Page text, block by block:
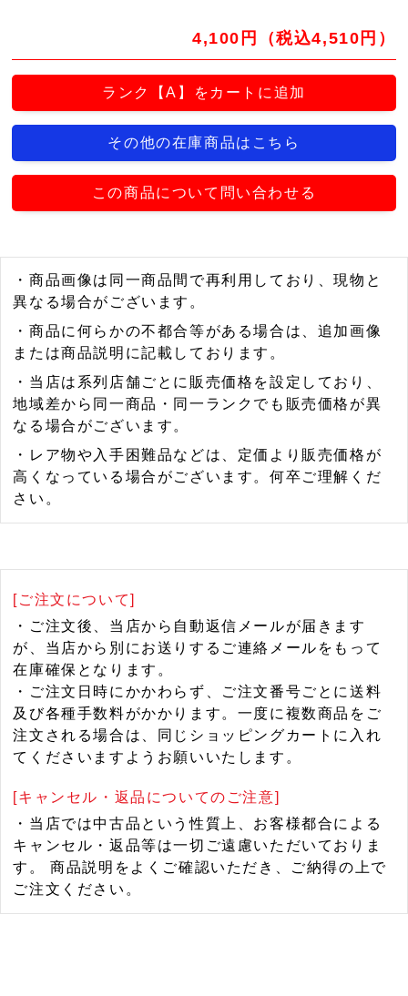
4,100円（税込4,510円）
ランク【A】をカートに追加
その他の在庫商品はこちら
この商品について問い合わせる
・商品画像は同一商品間で再利用しており、現物と
異なる場合がございます。
・商品に何らかの不都合等がある場合は、追加画像
または商品説明に記載しております。
・当店は系列店舗ごとに販売価格を設定しており、
地域差から同一商品・同一ランクでも販売価格が異
なる場合がございます。
・レア物や入手困難品などは、定価より販売価格が
高くなっている場合がございます。何卒ご理解くだ
さい。
[ご注文について]
・ご注文後、当店から自動返信メールが届きます
が、当店から別にお送りするご連絡メールをもって
在庫確保となります。
・ご注文日時にかかわらず、ご注文番号ごとに送料
及び各種手数料がかかります。一度に複数商品をご
注文される場合は、同じショッピングカートに入れ
てくださいますようお願いいたします。
[キャンセル・返品についてのご注意]
・当店では中古品という性質上、お客様都合による
キャンセル・返品等は一切ご遠慮いただいておりま
す。 商品説明をよくご確認いただき、ご納得の上で
ご注文ください。